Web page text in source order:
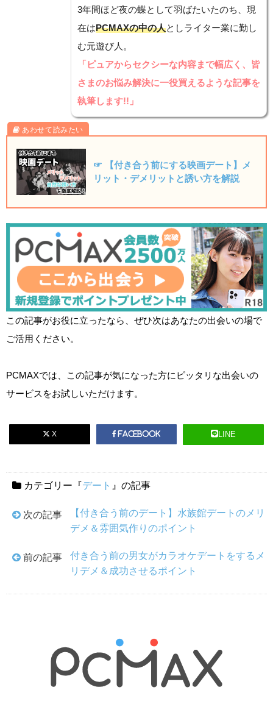
3年間ほど夜の蝶として羽ばたいたのち、現
在はPCMAXの中の人としライター業に勤し
む元遊び人。
「ピュアからセクシーな内容まで幅広く、皆
さまのお悩み解決に一役買えるような記事を
執筆します!!」
☞ 【付き合う前にする映画デート】メ
リット・デメリットと誘い方を解説
この記事がお役に立ったなら、ぜひ次はあなたの出会いの場で
ご活用ください。
PCMAXでは、この記事が気になった方にピッタリな出会いの
サービスをお試しいただけます。
X Facebook LINE
カテゴリー『デート 』の記事
次の記事
【付き合う前のデート】水族館デートのメリ
デメ＆雰囲気作りのポイント
前の記事
付き合う前の男女がカラオケデートをするメ
リデメ＆成功させるポイント